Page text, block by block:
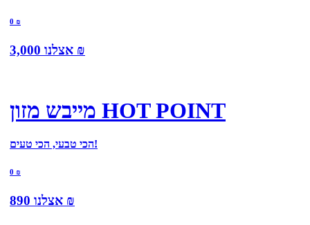
0 ₪
אצלנו 3,000 ₪
מייבש מזון HOT POINT
הכי טבעי, הכי טעים!
0 ₪
אצלנו 890 ₪